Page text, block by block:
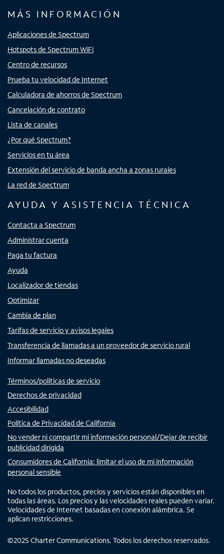
MÁS INFORMACIÓN
Aplicaciones de Spectrum
Hotspots de Spectrum WiFi
Centro de recursos
Prueba tu velocidad de Internet
Calculadora de ahorros de Spectrum
Cancelación de contrato
Lista de canales
¿Por qué Spectrum?
Servicios en tu área
Extensión del servicio de banda ancha a zonas rurales
La red de Spectrum
AYUDA Y ASISTENCIA TÉCNICA
Contacta a Spectrum
Administrar cuenta
Paga tu factura
Ayuda
Localizador de tiendas
Optimizar
Cambia de plan
Tarifas de servicio y avisos legales
Transferencia de llamadas a un proveedor de servicio rural
Informar llamadas no deseadas
Términos/políticas de servicio
Derechos de privacidad
Accesibilidad
Política de Privacidad de California
No vender ni compartir mi información personal/Dejar de recibir
publicidad dirigida
Consumidores de California: limitar el uso de mi información
personal sensible
No todos los productos, precios y servicios están disponibles en
todas las áreas. Los precios y las velocidades reales pueden variar.
Velocidades de Internet basadas en conexión alámbrica. Se
aplican restricciones.
©2025 Charter Communications. Todos los derechos reservados.